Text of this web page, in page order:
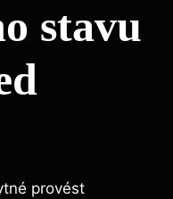
stavu
provést